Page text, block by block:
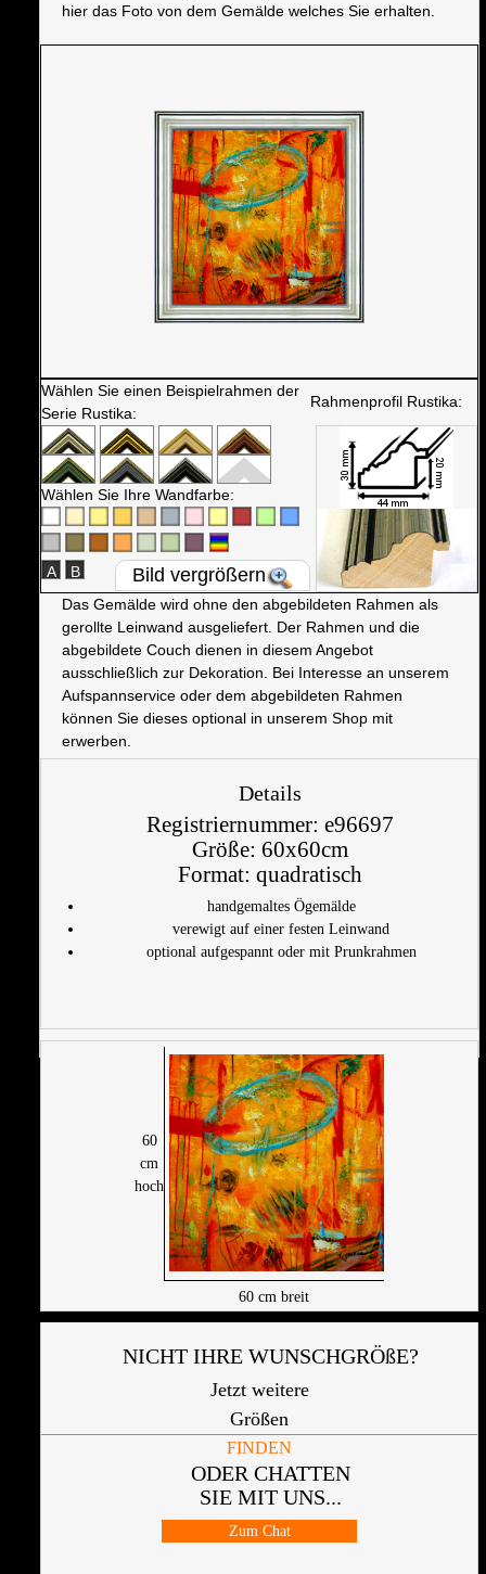
hier das Foto von dem Gemälde welches Sie erhalten.
Wählen Sie einen Beispielrahmen der
Serie Rustika:
Rahmenprofil Rustika:
Wählen Sie Ihre Wandfarbe:
A B Bild vergrößern
Das Gemälde wird ohne den abgebildeten Rahmen als
gerollte Leinwand ausgeliefert. Der Rahmen und die
abgebildete Couch dienen in diesem Angebot
ausschließlich zur Dekoration. Bei Interesse an unserem
Aufspannservice oder dem abgebildeten Rahmen
können Sie dieses optional in unserem Shop mit
erwerben.
Details
Registriernummer: e96697
Größe: 60x60cm
Format: quadratisch
handgemaltes Ögemälde
verewigt auf einer festen Leinwand
optional aufgespannt oder mit Prunkrahmen
60
cm
hoch
60 cm breit
NICHT IHRE WUNSCHGRÖßE?
Jetzt weitere
Größen
FINDEN
ODER CHATTEN
SIE MIT UNS...
Zum Chat